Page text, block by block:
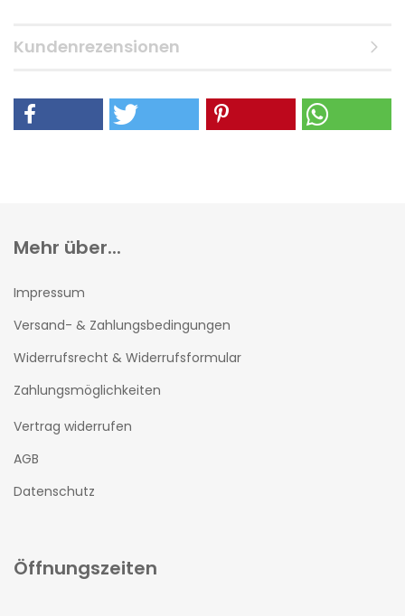
Kundenrezensionen
Mehr über...
Impressum
Versand- & Zahlungsbedingungen
Widerrufsrecht & Widerrufsformular
Zahlungsmöglichkeiten
Vertrag widerrufen
AGB
Datenschutz
Öffnungszeiten